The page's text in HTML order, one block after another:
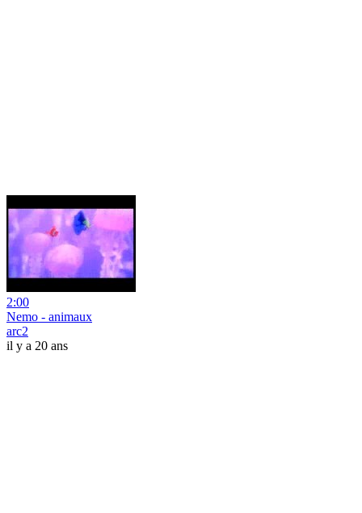
2:00
Nemo - animaux
arc2
il y a 20 ans